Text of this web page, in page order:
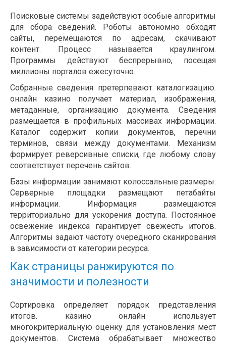
Поисковые системы задействуют особые алгоритмы
для сбора сведений. Роботы автономно обходят
сайты, перемещаются по адресам, скачивают
контент. Процесс называется краулингом.
Программы действуют беспрерывно, посещая
миллионы порталов ежесуточно.
Собранные сведения претерпевают каталогизацию.
онлайн казино получает материал, изображения,
метаданные, организацию документа. Сведения
размещается в профильных массивах информации.
Каталог содержит копии документов, перечни
терминов, связи между документами. Механизм
формирует реверсивные списки, где любому слову
соответствует перечень сайтов.
Базы информации занимают колоссальные размеры.
Серверные площадки размещают петабайты
информации. Информация размещаются
территориально для ускорения доступа. Постоянное
освежение индекса гарантирует свежесть итогов.
Алгоритмы задают частоту очередного сканирования
в зависимости от категории ресурса.
Как страницы ранжируются по
значимости и полезности
Сортировка определяет порядок представления
итогов. казино онлайн использует
многокритериальную оценку для установления мест
документов. Система обрабатывает множество